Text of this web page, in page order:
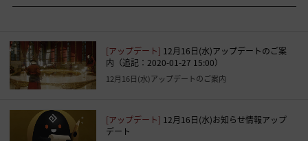
[アップデート] 12月16日(水)アップデートのご案
内（追記：2020-01-27 15:00）
12月16日(水)アップデートのご案内
[アップデート] 12月16日(水)お知らせ情報アップ
デート